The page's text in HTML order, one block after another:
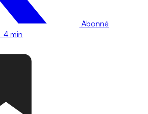
Abonné
4 min